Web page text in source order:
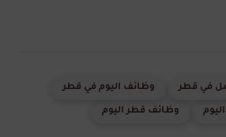
في قطر وظائف اليوم في قطر
وظائف قطر اليوم